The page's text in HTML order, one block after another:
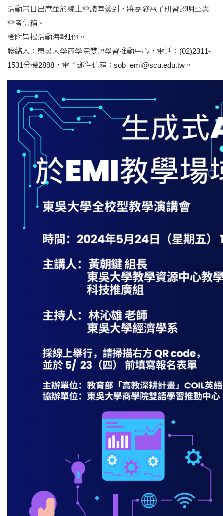
活動當日出席並於線上會議室簽到，將寄發電子研習證明至與
會者信箱。
檢附旨揭活動海報1份。
聯絡人：東吳大學商學院雙語學習推動中心，電話：(02)2311-
1531分機2898，電子郵件信箱：sob_emi@scu.edu.tw。